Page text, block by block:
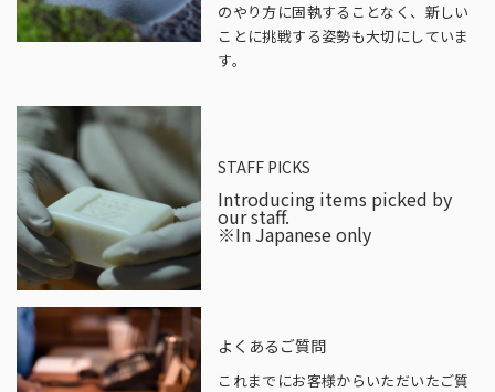
のやり方に固執することなく、新しい
ことに挑戦する姿勢も大切にしていま
す。
STAFF PICKS
Introducing items picked by
our staff.
※In Japanese only
よくあるご質問
これまでにお客様からいただいたご質